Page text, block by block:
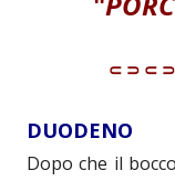
DUODENO
Dopo che il